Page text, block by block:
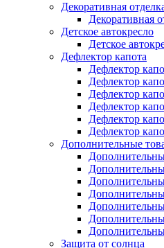
Декоративная
Декоративная
Детское автокресло
Детское
Дефлектор капота
Дефлектор
Дефлектор
Дефлектор
Дефлектор
Дефлектор
Дефлектор
Дополнительные
Защита от солнца